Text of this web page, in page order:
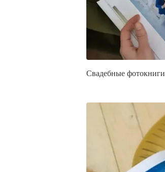
Свадебные фотокниги